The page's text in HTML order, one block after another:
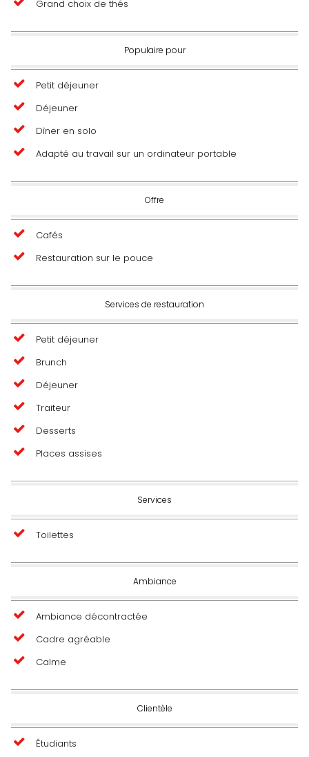
Grand choix de thés
Populaire pour
Petit déjeuner
Déjeuner
Dîner en solo
Adapté au travail sur un ordinateur portable
Offre
Cafés
Restauration sur le pouce
Services de restauration
Petit déjeuner
Brunch
Déjeuner
Traiteur
Desserts
Places assises
Services
Toilettes
Ambiance
Ambiance décontractée
Cadre agréable
Calme
Clientèle
Étudiants